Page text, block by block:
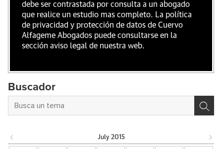
debe ser contrastada por consulta a un abogado
que realice un estudio mas completo. La política
de privacidad y protección de datos de Cuervo
Alfageme Abogados puede consultarse en la
sección aviso legal de nuestra web.
Buscador
July 2015